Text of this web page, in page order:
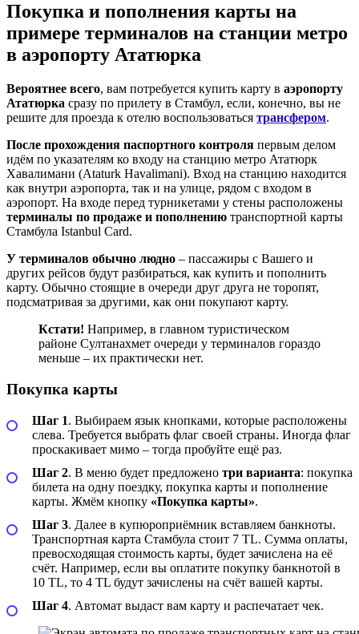
Покупка и пополнения карты на
примере терминалов на станции метро
в аэропорту Ататюрка
Вероятнее всего, вам потребуется купить карту в аэропорту
Ататюрка сразу по прилету в Стамбул, если, конечно, вы не
решите для проезда к отелю воспользоваться трансфером.
После прохождения паспортного контроля первым делом
идём по указателям ко входу на станцию метро Ататюрк
Хавалимани (Ataturk Havalimani). Вход на станцию находится
как внутри аэропорта, так и на улице, рядом с входом в
аэропорт. На входе перед турникетами у стены расположены
терминалы по продаже и пополнению транспортной карты
Стамбула Istanbul Card.
У терминалов обычно людно – пассажиры с Вашего и
других рейсов будут разбираться, как купить и пополнить
карту. Обычно стоящие в очереди друг друга не торопят,
подсматривая за другими, как они покупают карту.
Кстати! Например, в главном туристическом
районе Султанахмет очереди у терминалов гораздо
меньше – их практически нет.
Покупка карты
Шаг 1. Выбираем язык кнопками, которые расположены
слева. Требуется выбрать флаг своей страны. Иногда флаг
проскакивает мимо – тогда пробуйте ещё раз.
Шаг 2. В меню будет предложено три варианта: покупка
билета на одну поездку, покупка карты и пополнение
карты. Жмём кнопку «Покупка карты».
Шаг 3. Далее в купюроприёмник вставляем банкноты.
Транспортная карта Стамбула стоит 7 TL. Сумма оплаты,
превосходящая стоимость карты, будет зачислена на её
счёт. Например, если вы оплатите покупку банкнотой в
10 TL, то 4 TL будут зачислены на счёт вашей карты.
Шаг 4. Автомат выдаст вам карту и распечатает чек.